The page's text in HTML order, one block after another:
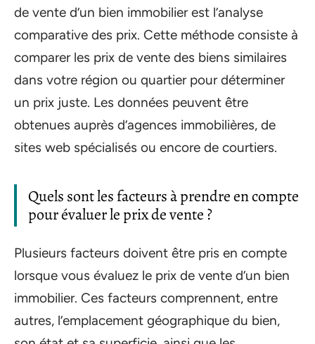
de vente d’un bien immobilier est l’analyse
comparative des prix. Cette méthode consiste à
comparer les prix de vente des biens similaires
dans votre région ou quartier pour déterminer
un prix juste. Les données peuvent être
obtenues auprès d’agences immobilières, de
sites web spécialisés ou encore de courtiers.
Quels sont les facteurs à prendre en compte
pour évaluer le prix de vente ?
Plusieurs facteurs doivent être pris en compte
lorsque vous évaluez le prix de vente d’un bien
immobilier. Ces facteurs comprennent, entre
autres, l’emplacement géographique du bien,